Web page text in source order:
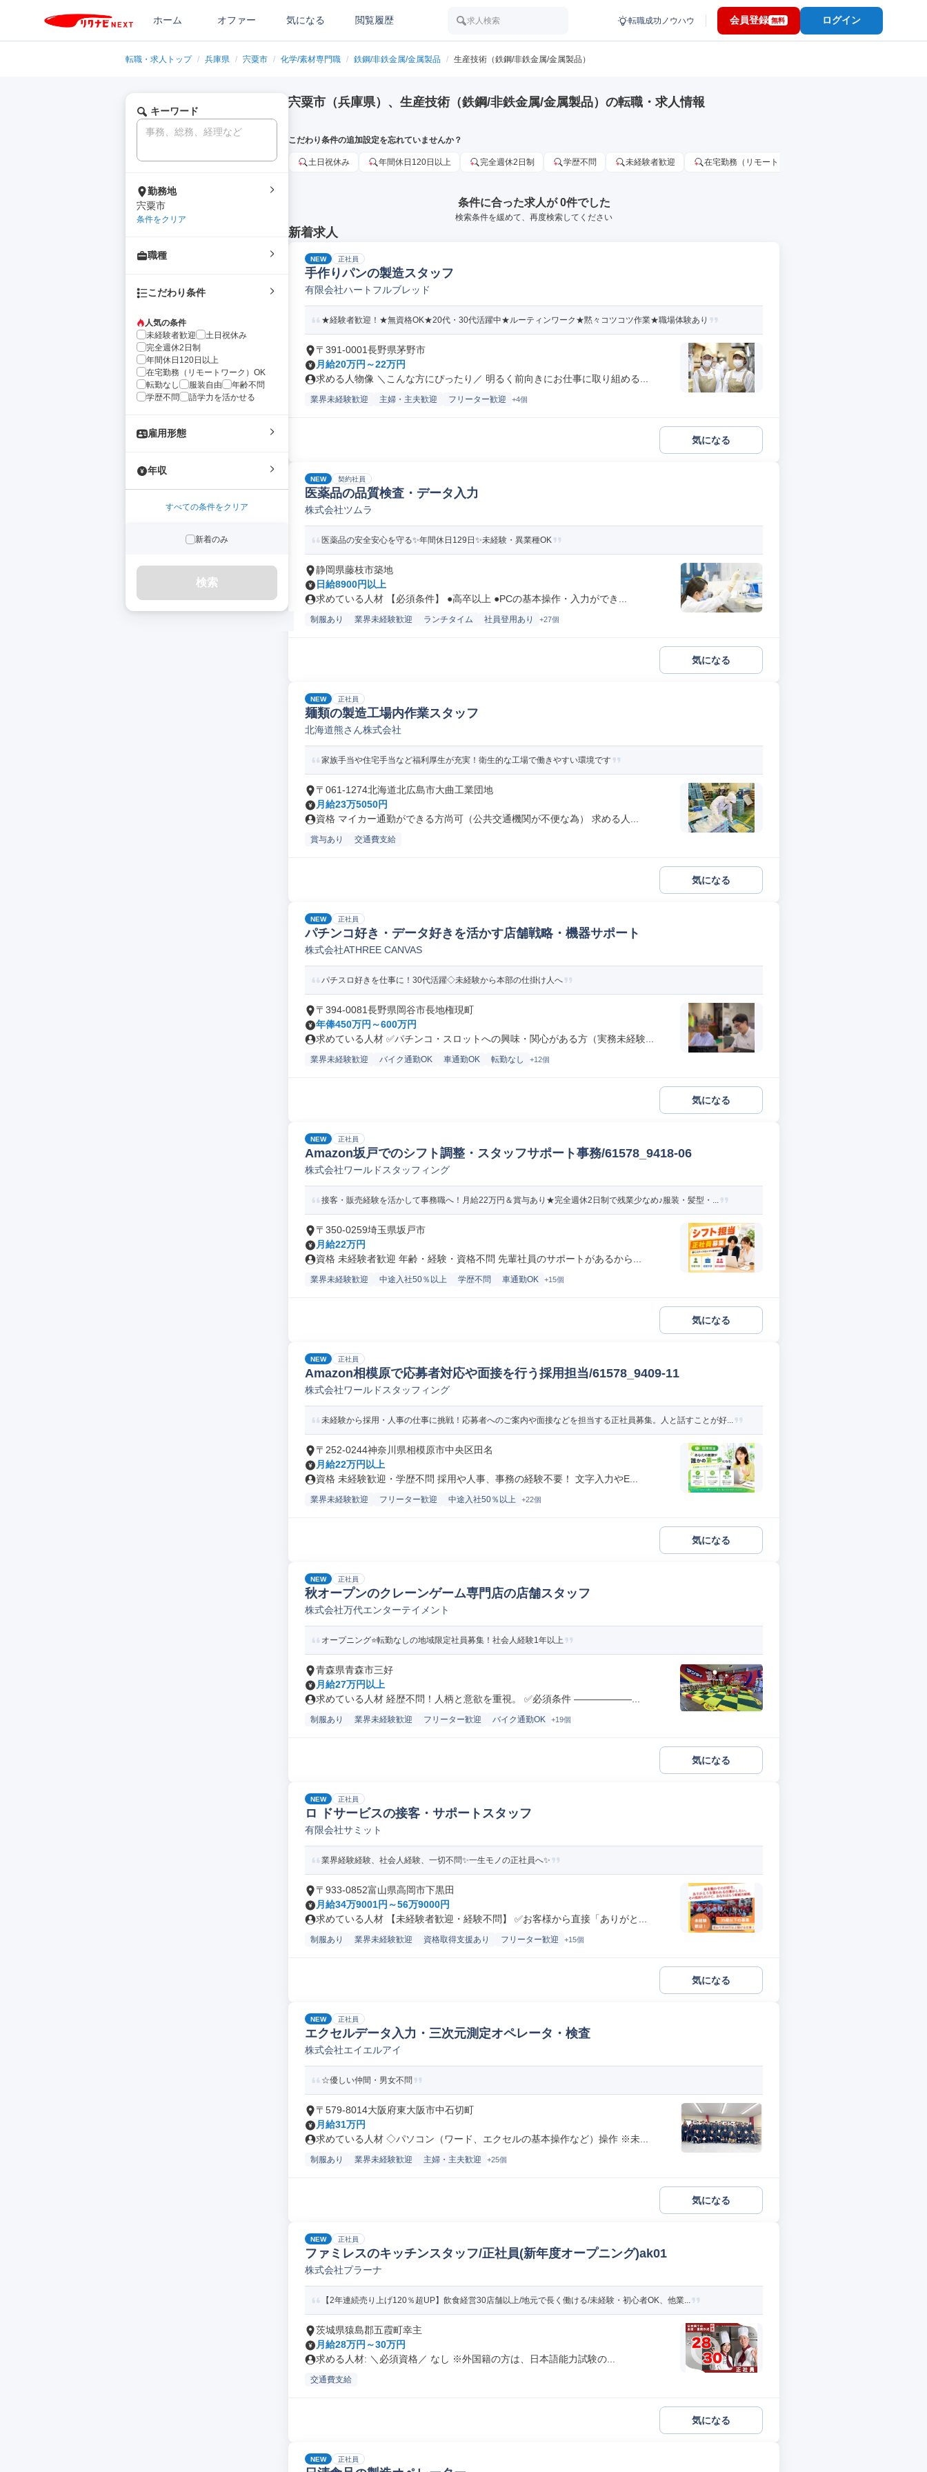
ホーム オファー 気になる 閲覧履歴 求人検索 転職成功ノウハウ 会員登録 無料 ログイン
転職・求人トップ / 兵庫県 / 宍粟市 / 化学/素材専門職 / 鉄鋼/非鉄金属/金属製品 / 生産技術（鉄鋼/非鉄金属/金属製品）
キーワード
勤務地
宍粟市
条件をクリア
職種
こだわり条件
人気の条件
未経験者歓迎
土日祝休み
完全週休2日制
年間休日120日以上
在宅勤務（リモートワーク）OK
転勤なし
服装自由
年齢不問
学歴不問
語学力を活かせる
雇用形態
年収
すべての条件をクリア
新着のみ
検索
宍粟市（兵庫県）、生産技術（鉄鋼/非鉄金属/金属製品）の転職・求人情報
こだわり条件の追加設定を忘れていませんか？
土日祝休み 年間休日120日以上 完全週休2日制 学歴不問 未経験者歓迎 在宅勤務（リモートワーク）OK
条件に合った求人が 0件でした
検索条件を緩めて、再度検索してください
新着求人
NEW 正社員
手作りパンの製造スタッフ
有限会社ハートフルブレッド
★経験者歓迎！★無資格OK★20代・30代活躍中★ルーティンワーク★黙々コツコツ作業★職場体験あり
〒391-0001長野県茅野市
月給20万円～22万円
求める人物像 ＼こんな方にぴったり／ 明るく前向きにお仕事に取り組める...
業界未経験歓迎 主婦・主夫歓迎 フリーター歓迎 +4個
気になる
NEW 契約社員
医薬品の品質検査・データ入力
株式会社ツムラ
医薬品の安全安心を守る✨年間休日129日✨未経験・異業種OK
静岡県藤枝市築地
日給8900円以上
求めている人材 【必須条件】 ●高卒以上 ●PCの基本操作・入力ができ...
制服あり 業界未経験歓迎 ランチタイム 社員登用あり +27個
気になる
NEW 正社員
麺類の製造工場内作業スタッフ
北海道熊さん株式会社
家族手当や住宅手当など福利厚生が充実！衛生的な工場で働きやすい環境です
〒061-1274北海道北広島市大曲工業団地
月給23万5050円
資格 マイカー通勤ができる方尚可（公共交通機関が不便な為） 求める人...
賞与あり 交通費支給
気になる
NEW 正社員
パチンコ好き・データ好きを活かす店舗戦略・機器サポート
株式会社ATHREE CANVAS
パチスロ好きを仕事に！30代活躍◇未経験から本部の仕掛け人へ
〒394-0081長野県岡谷市長地権現町
年俸450万円～600万円
求めている人材 ✅パチンコ・スロットへの興味・関心がある方（実務未経験...
業界未経験歓迎 バイク通勤OK 車通勤OK 転勤なし +12個
気になる
NEW 正社員
Amazon坂戸でのシフト調整・スタッフサポート事務/61578_9418-06
株式会社ワールドスタッフィング
接客・販売経験を活かして事務職へ！月給22万円＆賞与あり★完全週休2日制で残業少なめ♪服装・髪型・...
〒350-0259埼玉県坂戸市
月給22万円
資格 未経験者歓迎 年齢・経験・資格不問 先輩社員のサポートがあるから...
業界未経験歓迎 中途入社50％以上 学歴不問 車通勤OK +15個
気になる
NEW 正社員
Amazon相模原で応募者対応や面接を行う採用担当/61578_9409-11
株式会社ワールドスタッフィング
未経験から採用・人事の仕事に挑戦！応募者へのご案内や面接などを担当する正社員募集。人と話すことが好...
〒252-0244神奈川県相模原市中央区田名
月給22万円以上
資格 未経験歓迎・学歴不問 採用や人事、事務の経験不要！ 文字入力やE...
業界未経験歓迎 フリーター歓迎 中途入社50％以上 +22個
気になる
NEW 正社員
秋オープンのクレーンゲーム専門店の店舗スタッフ
株式会社万代エンターテイメント
オープニング⭐転勤なしの地域限定社員募集！社会人経験1年以上
青森県青森市三好
月給27万円以上
求めている人材 経歴不問！人柄と意欲を重視。 ✅必須条件 ――――――...
制服あり 業界未経験歓迎 フリーター歓迎 バイク通勤OK +19個
気になる
NEW 正社員
ロ ドサービスの接客・サポートスタッフ
有限会社サミット
業界経験経験、社会人経験、一切不問✨一生モノの正社員へ✨
〒933-0852富山県高岡市下黒田
月給34万9001円～56万9000円
求めている人材 【未経験者歓迎・経験不問】 ✅お客様から直接「ありがと...
制服あり 業界未経験歓迎 資格取得支援あり フリーター歓迎 +15個
気になる
NEW 正社員
エクセルデータ入力・三次元測定オペレータ・検査
株式会社エイエルアイ
☆優しい仲間・男女不問
〒579-8014大阪府東大阪市中石切町
月給31万円
求めている人材 ◇パソコン（ワード、エクセルの基本操作など）操作 ※未...
制服あり 業界未経験歓迎 主婦・主夫歓迎 +25個
気になる
NEW 正社員
ファミレスのキッチンスタッフ/正社員(新年度オープニング)ak01
株式会社プラーナ
【2年連続売り上げ120％超UP】飲食経営30店舗以上/地元で長く働ける/未経験・初心者OK、他業...
茨城県猿島郡五霞町幸主
月給28万円～30万円
求める人材: ＼必須資格／ なし ※外国籍の方は、日本語能力試験の...
交通費支給
気になる
NEW 正社員